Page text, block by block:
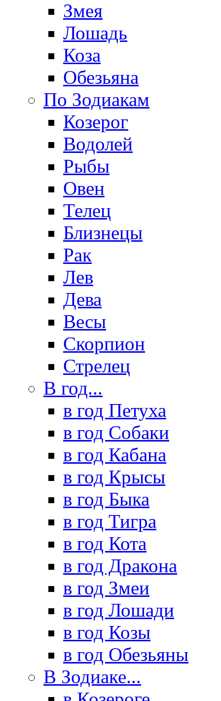
Змея
Лошадь
Коза
Обезьяна
По Зодиакам
Козерог
Водолей
Рыбы
Овен
Телец
Близнецы
Рак
Лев
Дева
Весы
Скорпион
Стрелец
В год...
в год Петуха
в год Собаки
в год Кабана
в год Крысы
в год Быка
в год Тигра
в год Кота
в год Дракона
в год Змеи
в год Лошади
в год Козы
в год Обезьяны
В Зодиаке...